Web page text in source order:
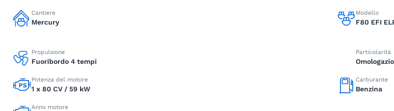
Cantiere
Mercury
Modello
F80 EFI
Propulsione
Fuoribordo 4 tempi
Particolarità
Potenza del motore
1 x 80 CV / 59 kW
Carburante
Benzina
Anno motore